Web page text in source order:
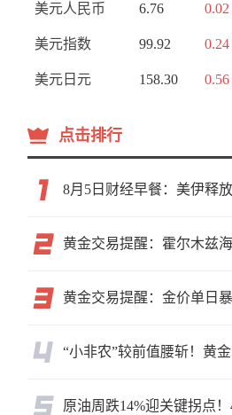
美元人民币 6.76 0.02
美元指数 99.92 0.24
美元日元 158.30 0.56
点击排行
“小非农”较前值腰斩！黄